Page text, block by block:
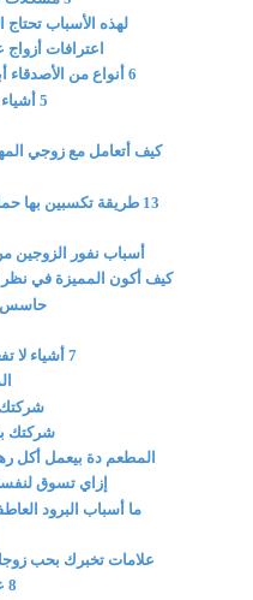
لهذه الأسباب تحتاج
اعترافات
6 أنواع من الأصدقاء أبعديهم عن حياتك الزوجية .. كي...
5 أشياء عليكِ فعلها بعد الخلافات الزوجية
كيف أتعامل مع زوجي
13 طريقة تكسبين بها حماتك وأهل زوجك ... كيف أكسب ...
أسباب نفور الزوجين
كيف أكون المميزة في
حاسس
7 أشياء لا تفعليها بعد العلاقة الحميمة مباشرة
شركتك
شركتك
المطعم دة بيعمل أكل
إزاي تسوق
ما أسباب البرود
علامات تخبرك بحب
8 عبارات تقولها المرأة لإثارة زوجها